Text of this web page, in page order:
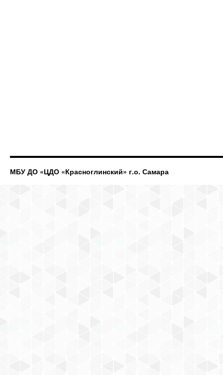
МБУ ДО «ЦДО «Красноглинский» г.о. Самара